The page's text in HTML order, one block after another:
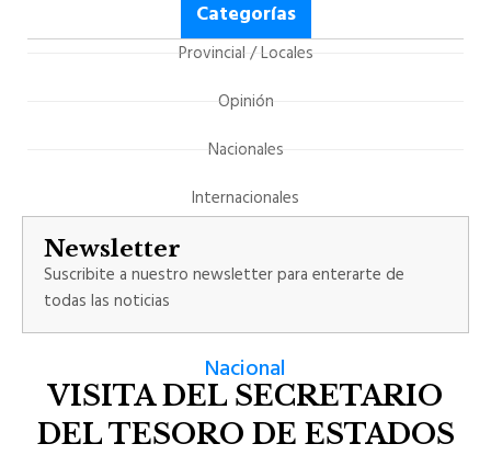
Nacional
VISITA DEL SECRETARIO
DEL TESORO DE ESTADOS
Categorías
Provincial / Locales
Opinión
Nacionales
Internacionales
Newsletter
Suscribite a nuestro newsletter para enterarte de
todas las noticias